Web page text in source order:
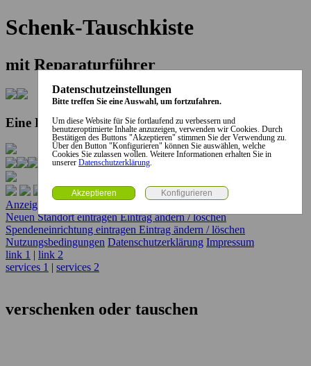
Schenk-Tauschkiste
mit Reparaturführer
Eine Kooperation der Stadt und des Landkreises...
Anzeige erstellen
Neuen Standort eintragenEintrag ändern / löschen
Spendeneinrichtung eintragen Eintrag ändern / löschen
Nutzungsbedingungen Datenschutzerklärung Impressum
link 1 | link 2
services 1 | services 2
verschenken oder tauschen
Datenschutzeinstellungen
Bitte treffen Sie eine Auswahl, um fortzufahren.
Um diese Website für Sie fortlaufend zu verbessern und
benutzeroptimierte Inhalte anzuzeigen, verwenden wir Cookies. Durch
Bestätigen des Buttons "Akzeptieren" stimmen Sie der Verwendung zu.
Über den Button "Konfigurieren" können Sie auswählen, welche
Cookies Sie zulassen wollen. Weitere Informationen erhalten Sie in
unserer Datenschutzerklärung.